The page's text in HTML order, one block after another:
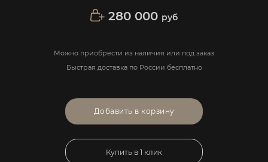
280 000 руб
Можно приобрести из наличия или под заказ
Быстрая доставка по России бесплатно
Добавить в корзину
Купить в 1 клик